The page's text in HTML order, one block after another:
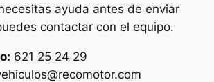
ayuda antes de enviar
contactar con el equipo.
621 25 24 29